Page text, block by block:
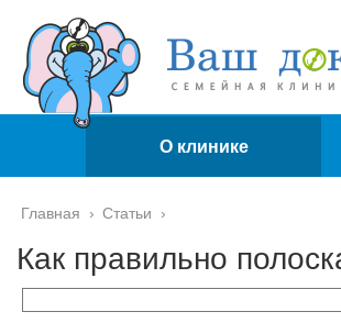
О клинике
Главная › Статьи ›
Как правильно